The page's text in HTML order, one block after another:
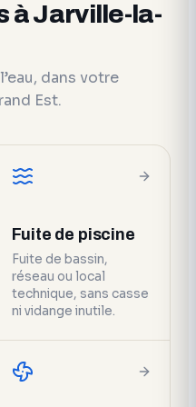
à Jarville-la-
dans votre
Est.
Fuite de piscine
Fuite de bassin,
réseau ou local
technique, sans casse
ni vidange inutile.